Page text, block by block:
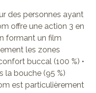
des personnes ayant
offre une action 3 en
formant un film
les zones
buccal (100 %) •
la bouche (95 %)
est particulièrement